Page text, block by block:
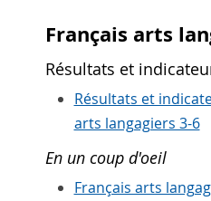
Français arts
Résultats et
Résultats et
arts langagiers 3-6
En un coup d'oeil
Français arts